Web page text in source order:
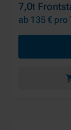
7,0t
ab 135 € pro